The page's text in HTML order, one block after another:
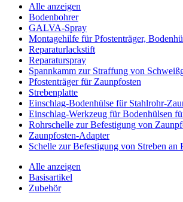
Alle anzeigen
Bodenbohrer
GALVA-Spray
Montagehilfe für Pfostenträger,
Reparaturlackstift
Reparaturspray
Spannkamm zur Straffung von
Pfostenträger für Zaunpfosten
Strebenplatte
Einschlag-Bodenhülse für Stahlrohr-
Einschlag-Werkzeug für Bodenhülsen
Rohrschelle zur Befestigung von
Zaunpfosten-Adapter
Schelle zur Befestigung von Streben an
Alle anzeigen
Basisartikel
Zubehör